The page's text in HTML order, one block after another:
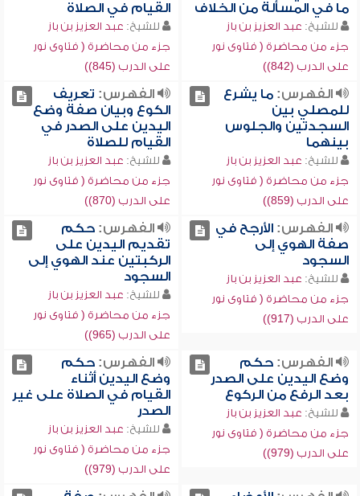
ما في المسألة من الخلاف
للشيخ: عبد العزيز بن باز
جزء من محاضرة ( فتاوى نور
على الدرب (842))
القيام في الصلاة
للشيخ: عبد العزيز بن باز
جزء من محاضرة ( فتاوى نور
على الدرب (845))
الفهرس:ما يشرع
للمصلي بين
السجدتين والجلوس
بينهما
للشيخ: عبد العزيز بن باز
جزء من محاضرة ( فتاوى نور
على الدرب (859))
الفهرس: تعريف
الكوع وبيان صفة وضع
اليدين على الصدر في
القيام للصلاة
للشيخ: عبد العزيز بن باز
جزء من محاضرة ( فتاوى نور
على الدرب (870))
الفهرس:الأرجح في
صفة الهوي إلى
السجود
للشيخ: عبد العزيز بن باز
جزء من محاضرة ( فتاوى نور
على الدرب (917))
الفهرس:حكم
تقديم اليدين على
الركبتين عند الهوي إلى
السجود
للشيخ: عبد العزيز بن باز
جزء من محاضرة ( فتاوى نور
على الدرب (965))
الفهرس:حكم
وضع اليدين على الصدر
بعد الرفع من الركوع
للشيخ: عبد العزيز بن باز
جزء من محاضرة ( فتاوى نور
على الدرب (979))
الفهرس:حكم
وضع اليدين أثناء
القيام في الصلاة على غير
الصدر
للشيخ: عبد العزيز بن باز
جزء من محاضرة ( فتاوى نور
على الدرب (979))